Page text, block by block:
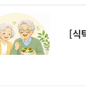
[식